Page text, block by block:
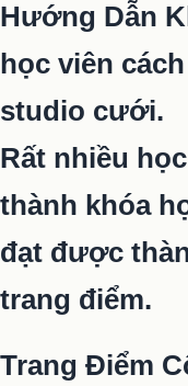
Hướng Dẫn
học viên
studio cưới.
Rất nhiều
thành khóa
đạt được
trang điểm.
Trang Điểm